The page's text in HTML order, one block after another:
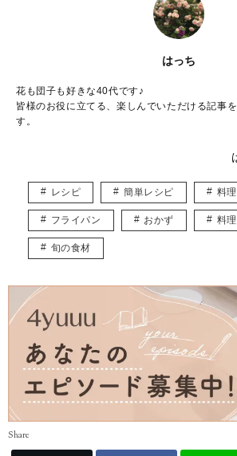
はっち
花も団子も好きな40代です♪
皆様のお役に立てる、楽しんでいただける記事
す。
レシピ 簡単レシピ 料理
フライパン おかず 料
旬の食材
Share